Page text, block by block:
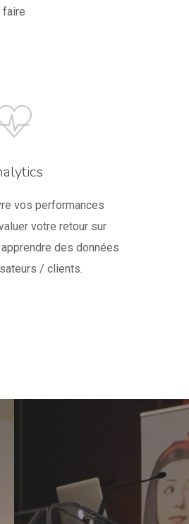
faire
vos performances
votre retour sur
des données
/ clients.